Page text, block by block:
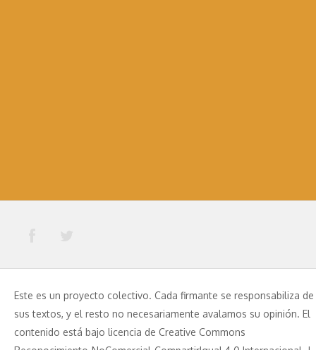
Este es un proyecto colectivo. Cada firmante se responsabiliza de
sus textos, y el resto no necesariamente avalamos su opinión. El
contenido está bajo licencia de Creative Commons